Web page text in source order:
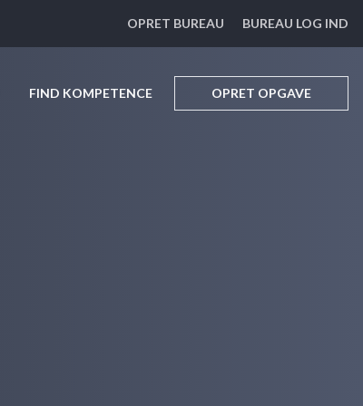
OPRET BUREAU BUREAU LOG IND
FIND KOMPETENCE OPRET OPGAVE